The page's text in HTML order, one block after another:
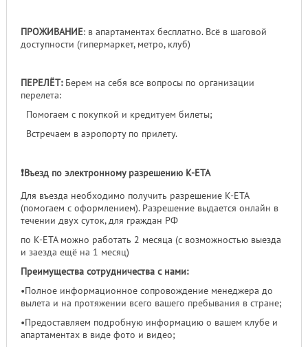
ПРОЖИВАНИЕ: в апартаментах бесплатно. Всё в шаговой
доступности (гипермаркет, метро, клуб)
ПЕРЕЛЁТ:Берем на себя все вопросы по организации
перелета:
Помогаем с покупкой и кредитуем билеты;
Встречаем в аэропорту по прилету.
❗️Въезд по электронному разрешению K-ETA
Для въезда необходимо получить разрешение K-ETA
(помогаем с оформлением). Разрешение выдается онлайн в
течении двух суток, для граждан РФ
по K-ETA можно работать 2 месяца (с возможностью выезда
и заезда ещё на 1 месяц)
Преимущества сотрудничества с нами:
•Полное информационное сопровождение менеджера до
вылета и на протяжении всего вашего пребывания в стране;
•Предоставляем подробную информацию о вашем клубе и
апартаментах в виде фото и видео;